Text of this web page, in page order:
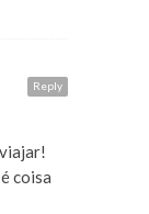
Reply
coisa